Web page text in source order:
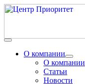
О компании
О компании
Статьи
Новости